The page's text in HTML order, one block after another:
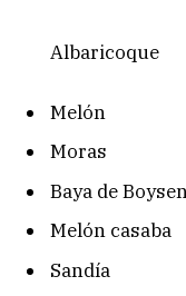
Albaricoque
Melón
Moras
Baya de
Melón casaba
Sandía